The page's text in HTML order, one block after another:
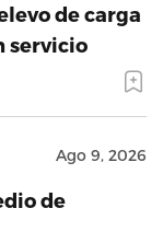
de carga
servicio
Ago 9, 2026
de